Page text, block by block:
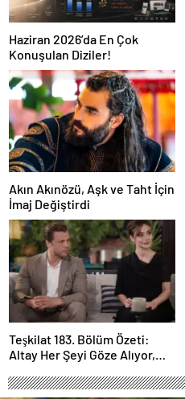
Haziran 2026’da En Çok
Konuşulan Diziler!
Akın Akınözü, Aşk ve Taht İçin
İmaj Değiştirdi
Teşkilat 183. Bölüm Özeti:
Altay Her Şeyi Göze Alıyor,